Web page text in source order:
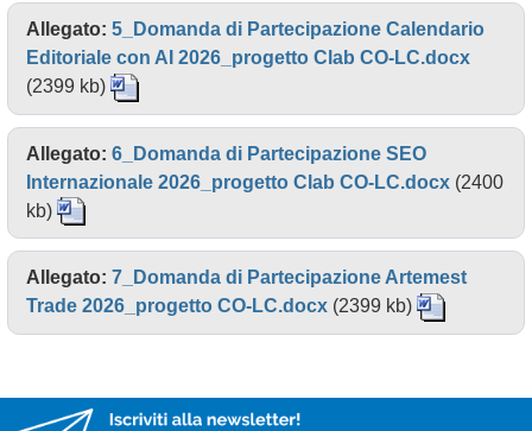
Allegato: 5_Domanda di Partecipazione Calendario
Editoriale con AI 2026_progetto Clab CO-LC.docx
(2399 kb)
Allegato: 6_Domanda di Partecipazione SEO
Internazionale 2026_progetto Clab CO-LC.docx (2400
kb)
Allegato: 7_Domanda di Partecipazione Artemest
Trade 2026_progetto CO-LC.docx (2399 kb)